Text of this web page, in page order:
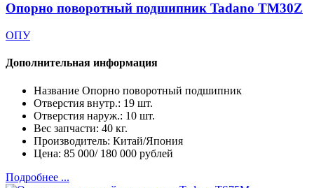
Опорно поворотный подшипник Tadano TM30Z
ОПУ
Дополнительная информация
Название Опорно поворотный подшипник
Отверстия внутр.: 19 шт.
Отверстия наруж.: 10 шт.
Вес запчасти: 40 кг.
Производитель: Китай/Япония
Цена: 85 000/ 180 000 рублей
Подробнее ...